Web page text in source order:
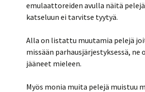
emulaattoreiden avulla näitä
katseluun ei tarvitse tyytyä.
Alla on listattu muutamia pelejä
missään parhausjärjestyksessä,
jääneet mieleen.
Myös monia muita pelejä muistuu